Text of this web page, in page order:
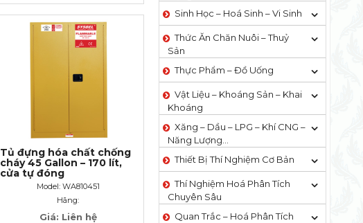
Tủ đựng hóa chất chống
cháy 45 Gallon – 170 lít,
cửa tự đóng
Model: WA810451
Hãng:
Giá: Liên hệ
Sinh Học – Hoá Sinh – Vi Sinh
Thức Ăn Chăn Nuôi – Thuỷ
Sản
Thực Phẩm – Đồ Uống
Vật Liệu – Khoáng Sản – Khai
Khoáng
Xăng – Dầu – LPG – Khí CNG –
Năng Lượng…
Thiết Bị Thí Nghiệm Cơ Bản
Thí Nghiệm Hoá Phân Tích
Chuyên Sâu
Quan Trắc – Hoá Phân Tích